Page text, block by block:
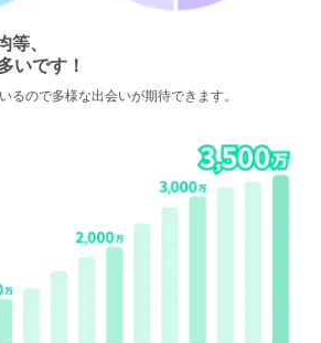
等、
いです！
るので多様な出会いが期待できます。